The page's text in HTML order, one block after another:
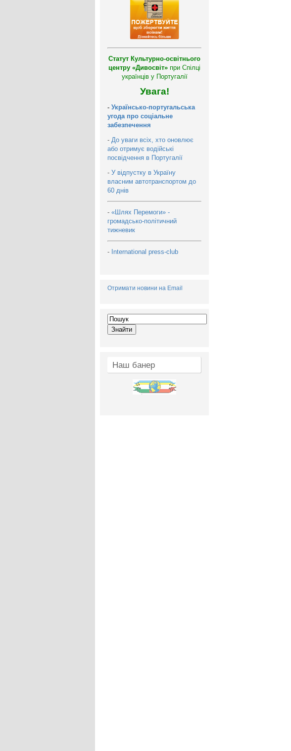
Статут Культурно-освітнього
центру «Дивосвіт» при Спілці
українців у Португалії
Увага!
- Українсько-португальська
угода про соціальне
забезпечення
- До уваги всіх, хто оновлює
або отримує водійські
посвідчення в Португалії
- У відпустку в Україну
власним автотранспортом до
60 днів
- «Шлях Перемоги» -
громадсько-політичний
тижневик
- International press-club
Отримати новини на Email
Наш банер